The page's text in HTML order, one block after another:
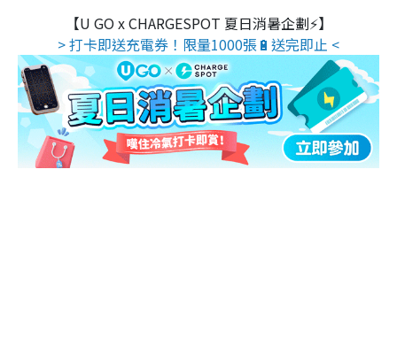
【U GO x CHARGESPOT 夏日消暑企劃⚡】
> 打卡即送充電券！限量1000張🔋送完即止 <